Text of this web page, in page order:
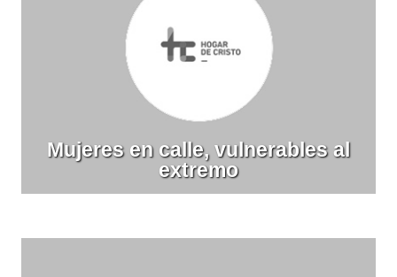
Mujeres en calle, vulnerables al
extremo